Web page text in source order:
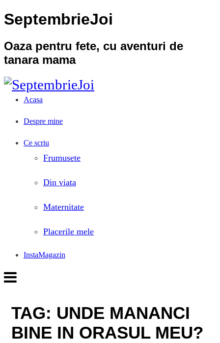
SeptembrieJoi
Oaza pentru fete, cu aventuri de
tanara mama
Acasa
Despre mine
Ce scriu
Frumusete
Din viata
Maternitate
Placerile mele
InstaMagazin
TAG: UNDE MANANCI
BINE IN ORASUL MEU?